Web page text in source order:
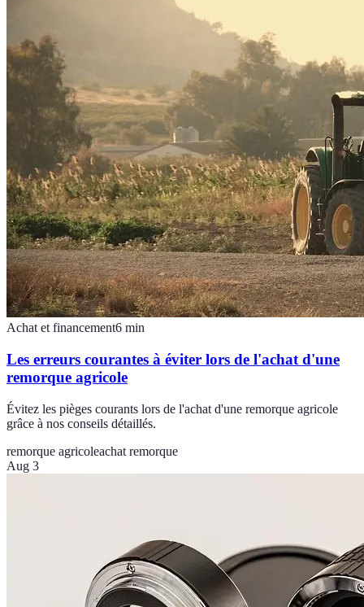
Achat et financement6 min
Les erreurs courantes à éviter lors de l'achat d'une
remorque agricole
Évitez les pièges courants lors de l'achat d'une remorque agricole
grâce à nos conseils détaillés.
remorque agricoleachat remorque
Aug 3